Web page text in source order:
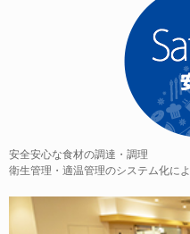
安全安心な食材の調達・調理
衛生管理・適温管理のシステム化に